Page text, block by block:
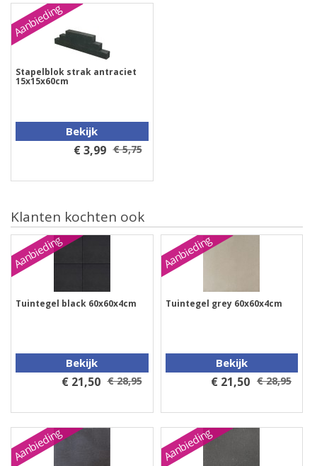
Aanbieding
Stapelblok strak antraciet
15x15x60cm
Bekijk
€ 3,99 € 5,75
Klanten kochten ook
Aanbieding
Tuintegel black 60x60x4cm
Bekijk
€ 21,50 € 28,95
Aanbieding
Tuintegel grey 60x60x4cm
Bekijk
€ 21,50 € 28,95
Aanbieding Aanbieding